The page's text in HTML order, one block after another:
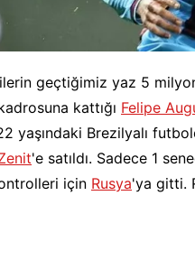
geçtiğimiz yaz 5
kattığı Felipe
yaşındaki Brezilyalı
'e satıldı. Sadece 1
için Rusya'ya gitti.